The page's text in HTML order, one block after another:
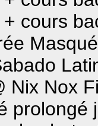
cours
Nix Nox
prolongé